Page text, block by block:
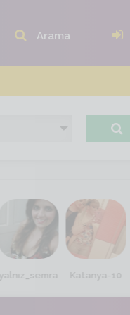
Arama
yalnız_semra Katanya-10